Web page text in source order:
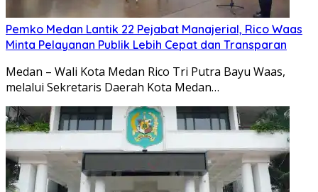
Pemko Medan Lantik 22 Pejabat Manajerial, Rico Waas
Minta Pelayanan Publik Lebih Cepat dan Transparan
Medan – Wali Kota Medan Rico Tri Putra Bayu Waas,
melalui Sekretaris Daerah Kota Medan…